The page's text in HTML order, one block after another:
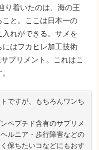
り着いたのは、海の王
と。ここは日本一の
れができる。サメを
はフカヒレ加工技術
プリメント。これはこ
ですが、もちろんワンち
ペプチド含有のサプリメ
ルニア・歩行障害などの
保ちたいコなどにもおす